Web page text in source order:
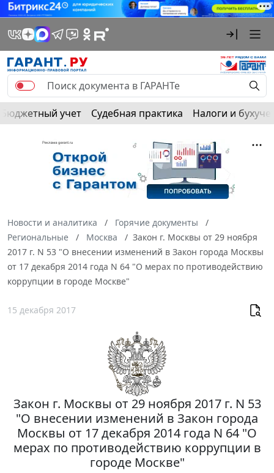
Бюджетный учет Судебная практика Налоги и
Новости и аналитика
Горячие документы
Региональные
Москва
Закон г. Москвы от 29 ноября
2017 г. N 53 "О внесении изменений в Закон города Москвы
от 17 декабря 2014 года N 64 "О мерах по противодействию
коррупции в городе Москве"
15 декабря 2017
Закон г. Москвы от 29 ноября 2017 г. N 53
"О внесении изменений в Закон города
Москвы от 17 декабря 2014 года N 64 "О
мерах по противодействию коррупции в
городе Москве"